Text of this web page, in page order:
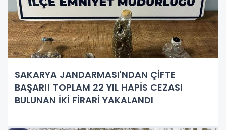
SAKARYA JANDARMASI'NDAN ÇİFTE
BAŞARI! TOPLAM 22 YIL HAPİS CEZASI
BULUNAN İKİ FİRARİ YAKALANDI